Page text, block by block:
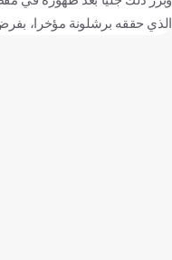
الذي حققه برشلونة مؤخرا،